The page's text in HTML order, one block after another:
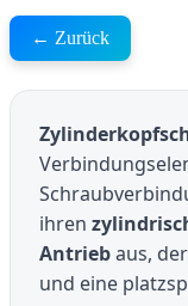
← Zurück
ihren
Antriebaus,
und eine